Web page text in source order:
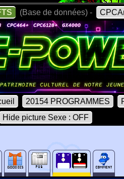
(Base de données) -
20154 PROGRAMMES
Hide picture Sexe : OFF